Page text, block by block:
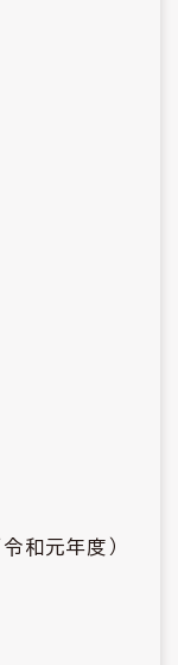
和元年度）